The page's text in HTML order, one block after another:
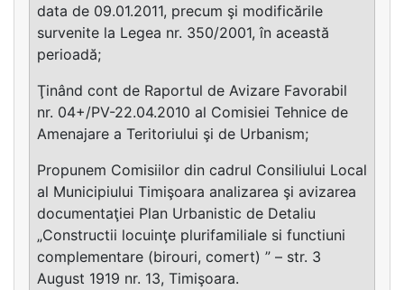
data de 09.01.2011, precum şi modificările
survenite la Legea nr. 350/2001, în această
perioadă;
Ţinând cont de Raportul de Avizare Favorabil
nr. 04+/PV-22.04.2010 al Comisiei Tehnice de
Amenajare a Teritoriului şi de Urbanism;
Propunem Comisiilor din cadrul Consiliului Local
al Municipiului Timişoara analizarea şi avizarea
documentaţiei Plan Urbanistic de Detaliu
„Constructii locuinţe plurifamiliale si functiuni
complementare (birouri, comert) ” – str. 3
August 1919 nr. 13, Timişoara.